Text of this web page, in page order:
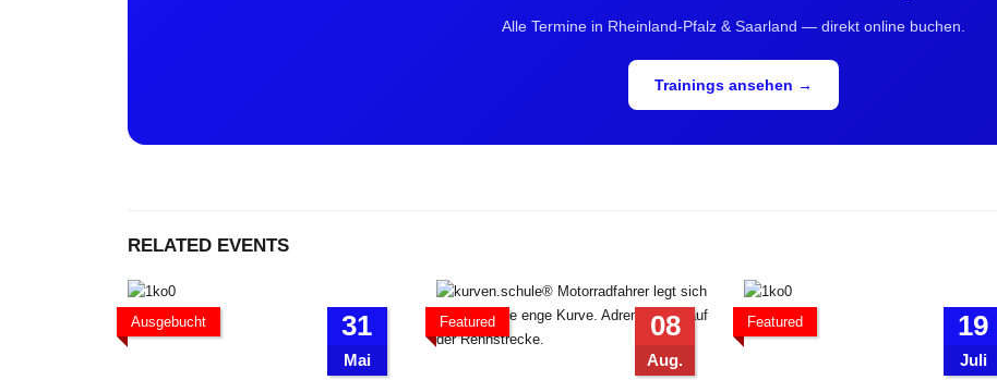
Alle Termine in Rheinland-Pfalz & Saarland — direkt online buchen.
Trainings ansehen →
RELATED EVENTS
31
Mai
Ausgebucht 08
Aug.
Featured 19
Juli
Featured